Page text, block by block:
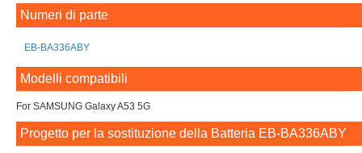
Numeri di parte
EB-BA336ABY
Modelli compatibili
For SAMSUNG Galaxy A53 5G
Progetto per la sostituzione della Batteria EB-BA336ABY